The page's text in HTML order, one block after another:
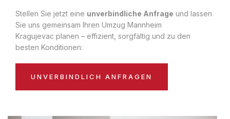
Stellen Sie jetzt eine unverbindliche Anfrage und lassen
Sie uns gemeinsam Ihren Umzug Mannheim
Kragujevac planen – effizient, sorgfältig und zu den
besten Konditionen:
UNVERBINDLICH ANFRAGEN